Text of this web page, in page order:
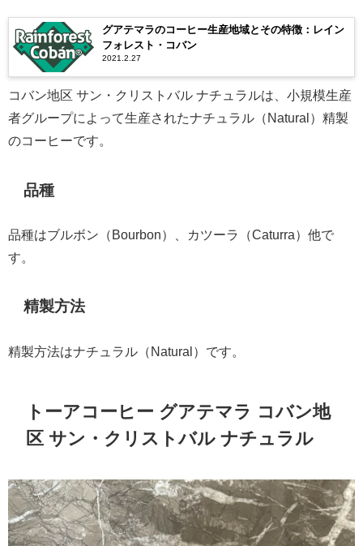
グアテマラのコーヒー生産地域とその特徴：レイン
フォレスト・コバン
2021.2.27
コバン地区 サン・クリストバル ナチュラルは、小規模生産
者グループによって生産されたナチュラル（Natural）精製
のコーヒーです。
品種
品種はブルボン（Bourbon）、カツーラ（Caturra）他で
す。
精製方法
精製方法はナチュラル（Natural）です。
トーアコーヒー グアテマラ コバン地
区 サン・クリストバル ナチュラル